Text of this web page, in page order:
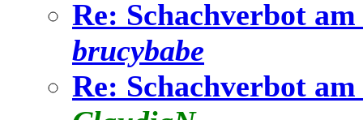
Re: Schachverbot
brucybabe
Re: Schachverbot